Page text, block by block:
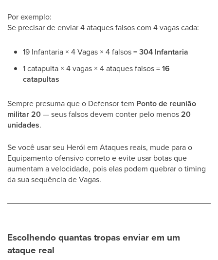
Por exemplo:
Se precisar de enviar 4 ataques falsos com 4 vagas cada:
19 Infantaria × 4 Vagas × 4 falsos =304 Infantaria
1 catapulta × 4 vagas × 4 ataques falsos =16
catapultas
Sempre presuma que o Defensor tem Ponto de reunião
militar 20— seus falsos devem conter pelo menos20
unidades.
Se você usar seu Herói em Ataques reais, mude para o
Equipamento ofensivo correto e evite usar botas que
aumentam a velocidade, pois elas podem quebrar o timing
da sua sequência de Vagas.
Escolhendo quantas tropas enviar em um
ataque real